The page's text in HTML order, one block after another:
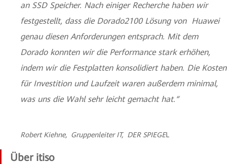
an SSD Speicher. Nach einiger Recherche haben wir
festgestellt, dass die Dorado2100 Lösung von Huawei
genau diesen Anforderungen entsprach. Mit dem
Dorado konnten wir die Performance stark erhöhen,
indem wir die Festplatten konsolidiert haben. Die Kosten
für Investition und Laufzeit waren außerdem minimal,
was uns die Wahl sehr leicht gemacht hat.“
Robert Kiehne, Gruppenleiter IT, DER SPIEGEL
Über itiso